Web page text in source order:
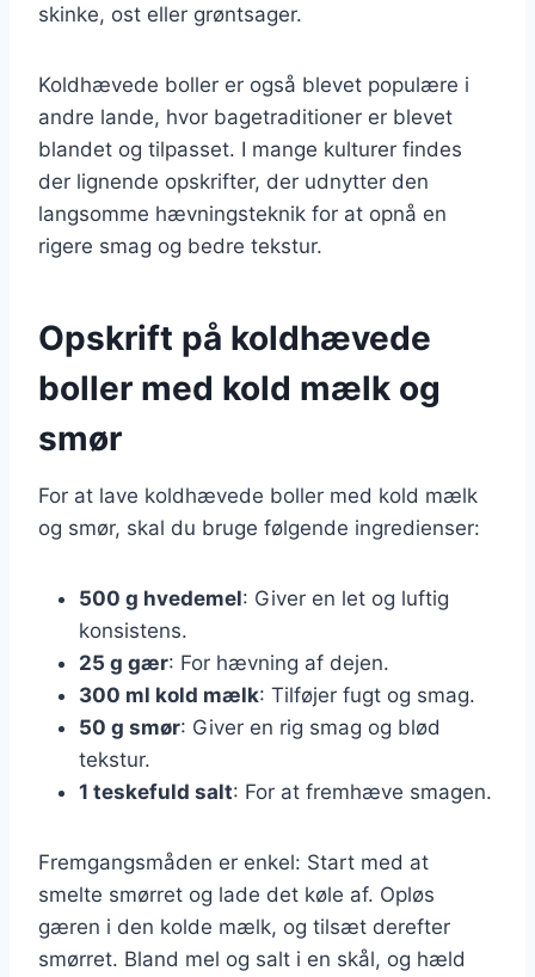
skinke, ost eller grøntsager.
Koldhævede boller er også blevet populære i
andre lande, hvor bagetraditioner er blevet
blandet og tilpasset. I mange kulturer findes
der lignende opskrifter, der udnytter den
langsomme hævningsteknik for at opnå en
rigere smag og bedre tekstur.
Opskrift på koldhævede
boller med kold mælk og
smør
For at lave koldhævede boller med kold mælk
og smør, skal du bruge følgende ingredienser:
500 g hvedemel: Giver en let og luftig
konsistens.
25 g gær: For hævning af dejen.
300 ml kold mælk: Tilføjer fugt og smag.
50 g smør: Giver en rig smag og blød
tekstur.
1 teskefuld salt: For at fremhæve smagen.
Fremgangsmåden er enkel: Start med at
smelte smørret og lade det køle af. Opløs
gæren i den kolde mælk, og tilsæt derefter
smørret. Bland mel og salt i en skål, og hæld